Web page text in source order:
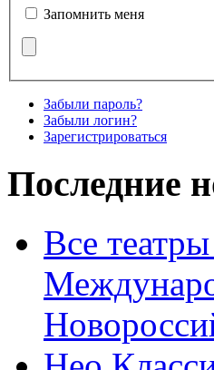
Запомнить меня
Забыли пароль?
Забыли логин?
Зарегистрироваться
Последние
Все